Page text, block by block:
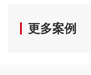
更多案例